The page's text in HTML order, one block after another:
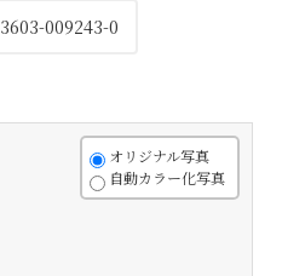
3603-009243-0
オリジナル写真
自動カラー化写真